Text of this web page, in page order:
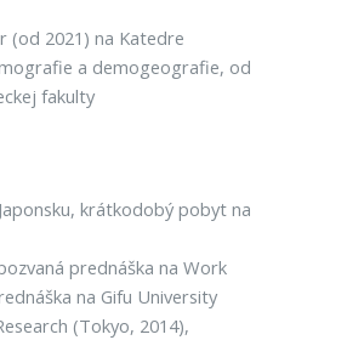
(od 2021) na Katedre
a demogeografie, od
fakulty
krátkodobý pobyt na
prednáška na Work
na Gifu University
(Tokyo, 2014),